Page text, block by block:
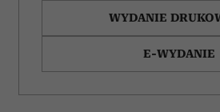
WYDANIE
E-WYDANIE